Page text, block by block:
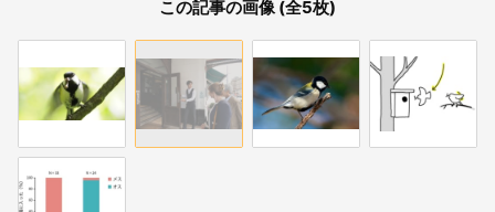
この記事の画像 (全5枚)